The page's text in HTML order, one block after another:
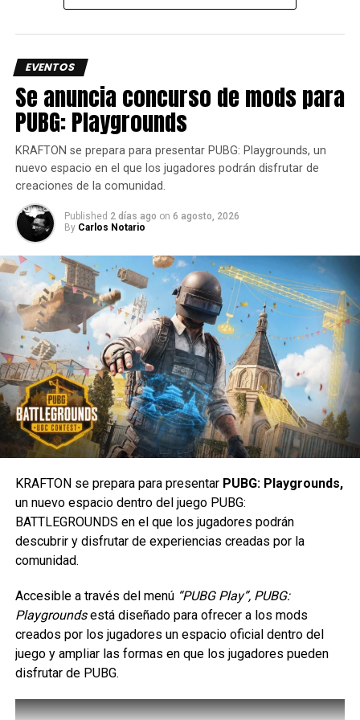
Arabia Saudita, lo que reforzó su posición entre las
En el SI26, el equipo construyó una trayectoria marcada
por la superación. Tras caer al cuadro inferior, el conjunto
europeo tuvo que recorrer un camino más largo hasta la
final.
Con la consagración de FaZe Clan, Brasil alcanzó la marca
de cuatro trofeos del Six Invitational, consolidando la
hegemonía del país en la escena competitiva
Con la conquista, FaZe también se llevó a casa el premio
en la disciplina.
“Somos el mejor equipo del mundo y seguiremos siéndolo
para volver a levantar el martillo en Brasil”, concluyó KDS.
enterado de lo más atractivo del mundo geek, además
suscríbete a nuestro canal deYoutubeypodcast
comments
Las activaciones estarán disponibles en:
días 8 y 9 de agosto; Liverpool Lindavista, Insurgentes y
Ecatepec los días 15 y 16 de agosto; Liverpool Polanco,
Zapopan y Tepeyac los días 22 y 23 de agosto; y
Liverpool Metepec, Mitikah y Tezontle los días 29 y 30 de
agosto.
De manera especial, Levi’s desplegará en la explanada de
EVENTOS
Se anuncia concurso de mods para
PUBG: Playgrounds
KRAFTON se prepara para presentar PUBG: Playgrounds, un
nuevo espacio en el que los jugadores podrán disfrutar de
creaciones de la comunidad.
Published 2 días ago on 6 agosto, 2026
By Carlos Notario
KRAFTON se prepara para presentarPUBG: Playgrounds,
un nuevo espacio dentro del juego PUBG:
BATTLEGROUNDS en el que los jugadores podrán
descubrir y disfrutar de experiencias creadas por la
comunidad.
Accesible a través del menú “PUBG Play”, PUBG:
Playgroundsestá diseñado para ofrecer a los mods
creados por los jugadores un espacio oficial dentro del
juego y ampliar las formas en que los jugadores pueden
disfrutar de PUBG.